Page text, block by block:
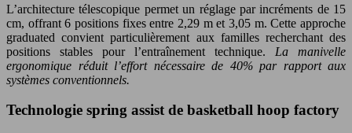
L’architecture télescopique permet un réglage par incréments de 15
cm, offrant 6 positions fixes entre 2,29 m et 3,05 m. Cette approche
graduated convient particulièrement aux familles recherchant des
positions stables pour l’entraînement technique. La manivelle
ergonomique réduit l’effort nécessaire de 40% par rapport aux
systèmes conventionnels.
Technologie spring assist de basketball hoop factory